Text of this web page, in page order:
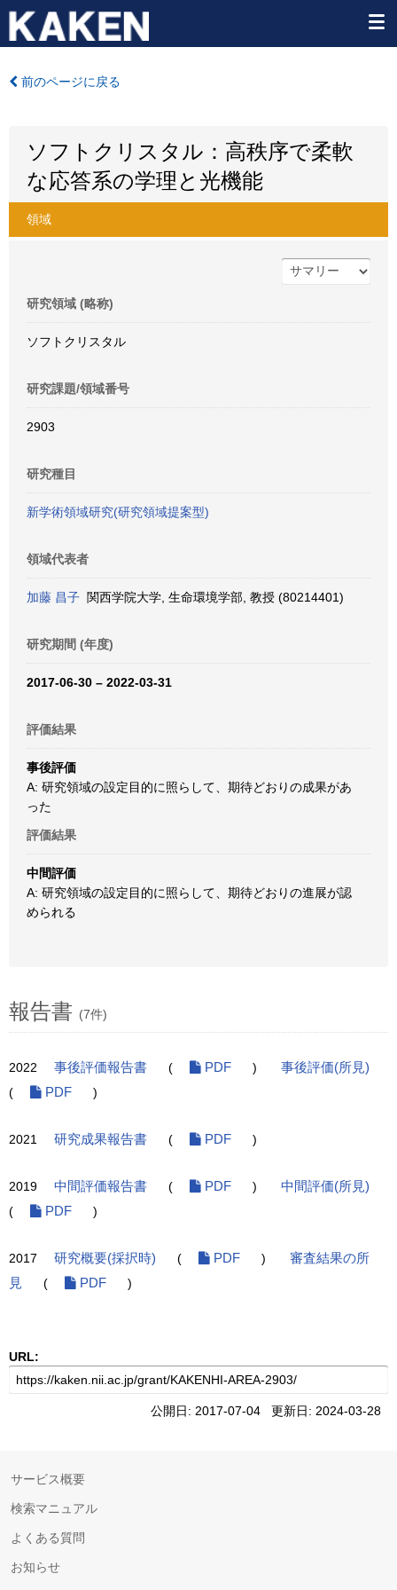
前のページに戻る
ソフトクリスタル：高秩序で柔軟
な応答系の学理と光機能
領域
研究領域 (略称)
ソフトクリスタル
研究課題/領域番号
2903
研究種目
新学術領域研究(研究領域提案型)
領域代表者
加藤 昌子 関西学院大学, 生命環境学部, 教授 (80214401)
研究期間 (年度)
2017-06-30 – 2022-03-31
評価結果
事後評価
A: 研究領域の設定目的に照らして、期待どおりの成果があ
った
評価結果
中間評価
A: 研究領域の設定目的に照らして、期待どおりの進展が認
められる
報告書 (7件)
2022 事後評価報告書 ( PDF )
事後評価(所見)
(
PDF )
2021 研究成果報告書 ( PDF )
2019 中間評価報告書 ( PDF )
中間評価(所見)
(
PDF )
2017 研究概要(採択時) ( PDF )
審査結果の所
見
( PDF )
URL:
公開日: 2017-07-04 更新日: 2024-03-28
サービス概要
検索マニュアル
よくある質問
お知らせ